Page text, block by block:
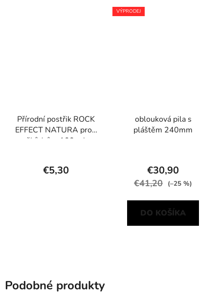
Přírodní postřik ROCK
EFFECT NATURA proti
škůdcům 100 ml
€5,30
VÝPRODEJ
oblouková pila s
pláštěm 240mm
€30,90
€41,20 (–25 %)
DO KOŠÍKA
Podobné produkty